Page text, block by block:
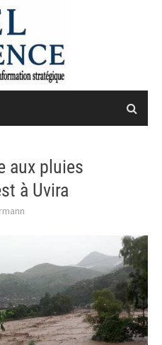
aux pluies
à Uvira